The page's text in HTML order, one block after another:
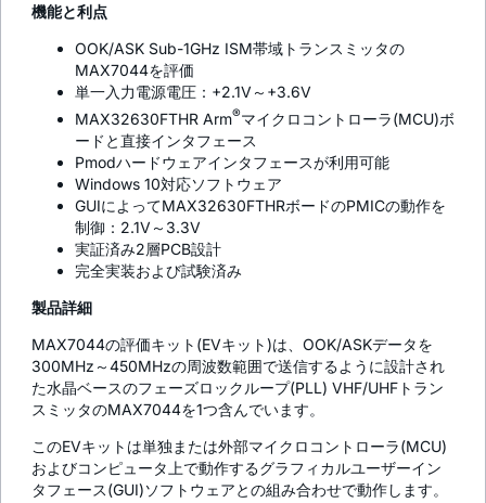
機能と利点
OOK/ASK Sub-1GHz ISM帯域トランスミッタの
MAX7044を評価
単一入力電源電圧：+2.1V～+3.6V
MAX32630FTHR Arm®マイクロコントローラ(MCU)ボ
ードと直接インタフェース
Pmodハードウェアインタフェースが利用可能
Windows 10対応ソフトウェア
GUIによってMAX32630FTHRボードのPMICの動作を
制御：2.1V～3.3V
実証済み2層PCB設計
完全実装および試験済み
製品詳細
MAX7044の評価キット(EVキット)は、OOK/ASKデータを
300MHz～450MHzの周波数範囲で送信するように設計され
た水晶ベースのフェーズロックループ(PLL) VHF/UHFトラン
スミッタのMAX7044を1つ含んでいます。
このEVキットは単独または外部マイクロコントローラ(MCU)
およびコンピュータ上で動作するグラフィカルユーザーイン
タフェース(GUI)ソフトウェアとの組み合わせで動作します。